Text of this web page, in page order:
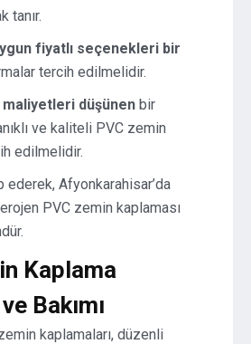
tanır.
fiyatlı seçenekleri bir
tercih edilmelidir.
maliyetleri düşünen bir
ve kaliteli PVC zemin
edilmelidir.
ederek, Afyonkarahisar’da
PVC zemin kaplaması
Kaplama
Bakımı
kaplamaları, düzenli